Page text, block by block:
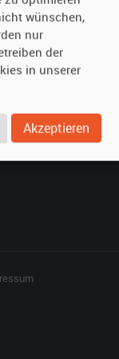
(FAQ)
wünschen,
nur
der
in unserer
Akzeptieren